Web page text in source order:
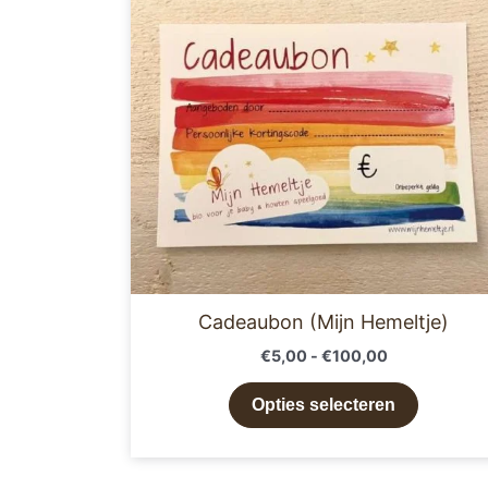
Cadeaubon (Mijn Hemeltje)
€5,00 - €100,00
Opties selecteren
optie
kan
gekozen
worden
op
de